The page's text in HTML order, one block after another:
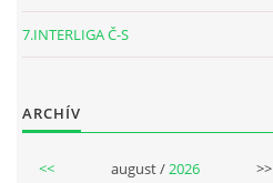
7.INTERLIGA Č-S
ARCHÍV
<< august / 2026 >>